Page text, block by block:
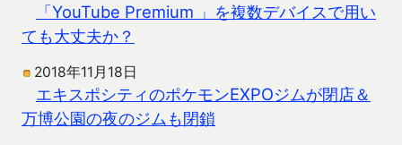
「YouTube Premium 」を複数デバイスで用い
ても大丈夫か？
2018年11月18日
エキスポシティのポケモンEXPOジムが閉店＆
万博公園の夜のジムも閉鎖